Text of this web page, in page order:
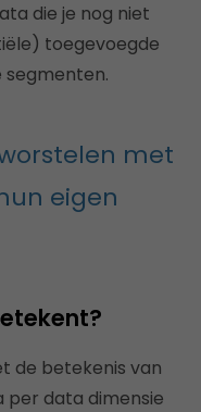
die je nog niet
toegevoegde
segmenten.
met
eigen
de betekenis van
per data dimensie